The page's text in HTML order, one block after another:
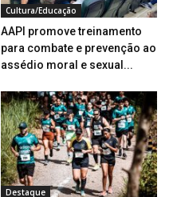
Cultura/Educação
AAPI promove treinamento
para combate e prevenção ao
assédio moral e sexual...
Destaque